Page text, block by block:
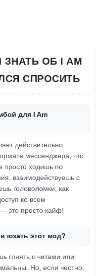
ОБ I AM
СПРОСИТЬ
для I Am
действительно
мессенджера, что
просто ходишь по
взаимодействуешь с
головоломки, как
ко всем
это просто кайф!
юзать этот мод?
гонять с читами или
Но, если честно,